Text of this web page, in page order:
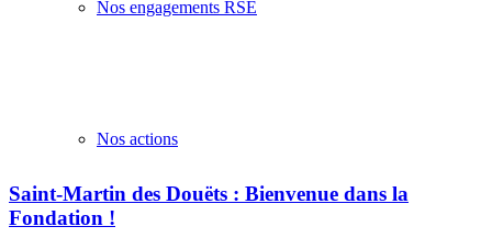
Nos engagements RSE
Nos actions
Saint-Martin des Douëts : Bienvenue dans la
Fondation !